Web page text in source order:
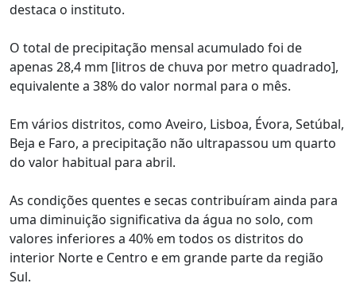
destaca o instituto.
O total de precipitação mensal acumulado foi de
apenas 28,4 mm [litros de chuva por metro quadrado],
equivalente a 38% do valor normal para o mês.
Em vários distritos, como Aveiro, Lisboa, Évora, Setúbal,
Beja e Faro, a precipitação não ultrapassou um quarto
do valor habitual para abril.
As condições quentes e secas contribuíram ainda para
uma diminuição significativa da água no solo, com
valores inferiores a 40% em todos os distritos do
interior Norte e Centro e em grande parte da região
Sul.